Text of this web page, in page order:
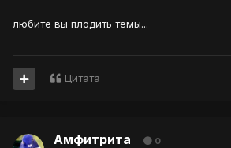
любите вы плодить темы...
Цитата
Амфитрита 0